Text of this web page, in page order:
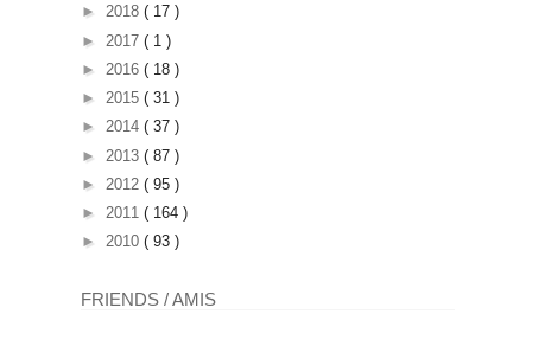
► 2018 ( 17 )
► 2017 ( 1 )
► 2016 ( 18 )
► 2015 ( 31 )
► 2014 ( 37 )
► 2013 ( 87 )
► 2012 ( 95 )
► 2011 ( 164 )
► 2010 ( 93 )
FRIENDS / AMIS